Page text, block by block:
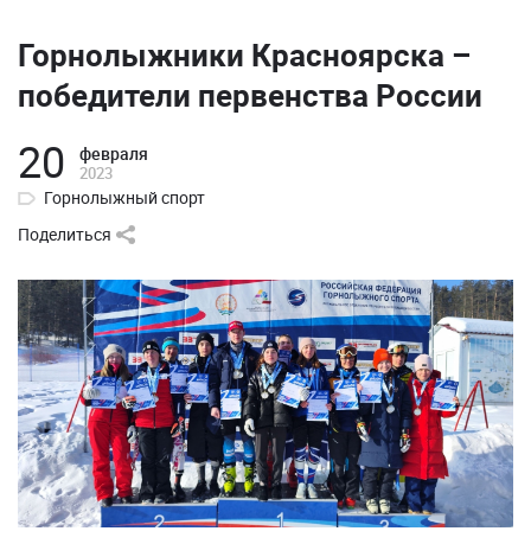
Горнолыжники Красноярска –
победители первенства России
20 февраля
2023
Горнолыжный спорт
Поделиться